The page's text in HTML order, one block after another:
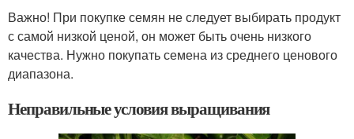
Важно! При покупке семян не следует выбирать продукт
с самой низкой ценой, он может быть очень низкого
качества. Нужно покупать семена из среднего ценового
диапазона.
Неправильные условия выращивания